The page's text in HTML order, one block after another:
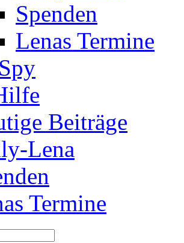
Spenden
Lenas Termine
Beiträge
Lena
Termine